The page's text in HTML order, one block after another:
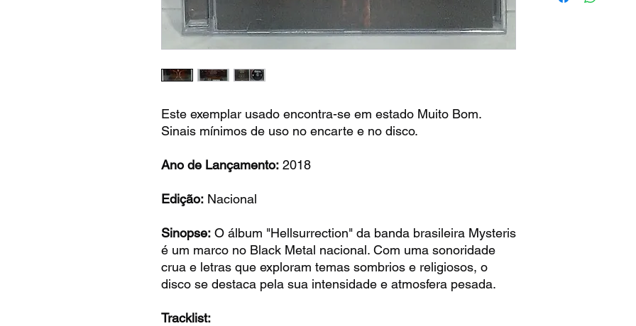
Este exemplar usado encontra-se em estado Muito Bom.
Sinais mínimos de uso no encarte e no disco.
Ano de Lançamento: 2018
Edição: Nacional
Sinopse: O álbum "Hellsurrection" da banda brasileira Mysteris
é um marco no Black Metal nacional. Com uma sonoridade
crua e letras que exploram temas sombrios e religiosos, o
disco se destaca pela sua intensidade e atmosfera pesada.
Tracklist: